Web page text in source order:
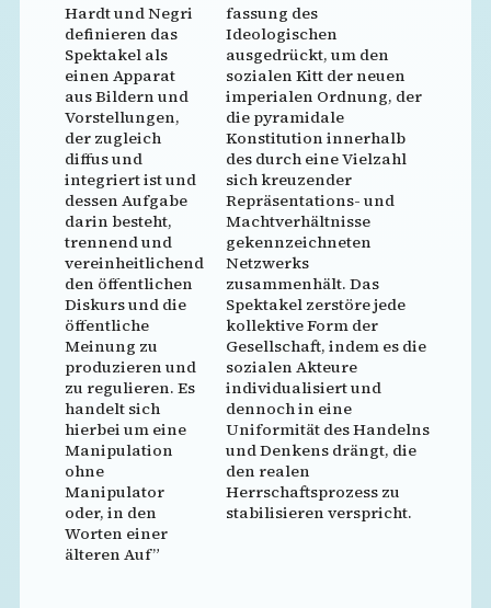
Hardt und Negri
definieren das
Spektakel als
einen Apparat
aus Bildern und
Vorstellungen,
der zugleich
diffus und
integriert ist und
dessen Aufgabe
darin besteht,
trennend und
vereinheitlichend
den öffentlichen
Diskurs und die
öffentliche
Meinung zu
produzieren und
zu regulieren. Es
handelt sich
hierbei um eine
Manipulation
ohne
Manipulator
oder, in den
Worten einer
älteren Auf”
fassung des
Ideologischen
ausgedrückt, um den
sozialen Kitt der neuen
imperialen Ordnung, der
die pyramidale
Konstitution innerhalb
des durch eine Vielzahl
sich kreuzender
Repräsentations- und
Machtverhältnisse
gekennzeichneten
Netzwerks
zusammenhält. Das
Spektakel zerstöre jede
kollektive Form der
Gesellschaft, indem es die
sozialen Akteure
individualisiert und
dennoch in eine
Uniformität des Handelns
und Denkens drängt, die
den realen
Herrschaftsprozess zu
stabilisieren verspricht.